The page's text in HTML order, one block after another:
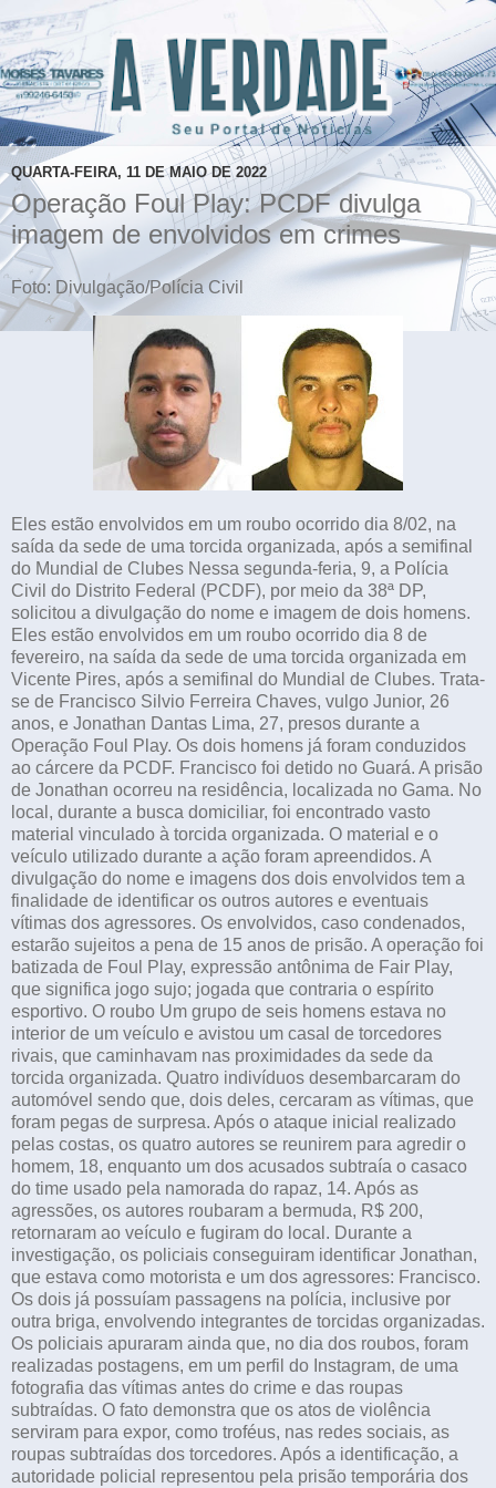
QUARTA-FEIRA, 11 DE MAIO DE 2022
Operação Foul Play: PCDF divulga
imagem de envolvidos em crimes
Foto: Divulgação/Polícia Civil
Eles estão envolvidos em um roubo ocorrido dia 8/02, na
saída da sede de uma torcida organizada, após a semifinal
do Mundial de Clubes Nessa segunda-feria, 9, a Polícia
Civil do Distrito Federal (PCDF), por meio da 38ª DP,
solicitou a divulgação do nome e imagem de dois homens.
Eles estão envolvidos em um roubo ocorrido dia 8 de
fevereiro, na saída da sede de uma torcida organizada em
Vicente Pires, após a semifinal do Mundial de Clubes. Trata-
se de Francisco Silvio Ferreira Chaves, vulgo Junior, 26
anos, e Jonathan Dantas Lima, 27, presos durante a
Operação Foul Play. Os dois homens já foram conduzidos
ao cárcere da PCDF. Francisco foi detido no Guará. A prisão
de Jonathan ocorreu na residência, localizada no Gama. No
local, durante a busca domiciliar, foi encontrado vasto
material vinculado à torcida organizada. O material e o
veículo utilizado durante a ação foram apreendidos. A
divulgação do nome e imagens dos dois envolvidos tem a
finalidade de identificar os outros autores e eventuais
vítimas dos agressores. Os envolvidos, caso condenados,
estarão sujeitos a pena de 15 anos de prisão. A operação foi
batizada de Foul Play, expressão antônima de Fair Play,
que significa jogo sujo; jogada que contraria o espírito
esportivo. O roubo Um grupo de seis homens estava no
interior de um veículo e avistou um casal de torcedores
rivais, que caminhavam nas proximidades da sede da
torcida organizada. Quatro indivíduos desembarcaram do
automóvel sendo que, dois deles, cercaram as vítimas, que
foram pegas de surpresa. Após o ataque inicial realizado
pelas costas, os quatro autores se reunirem para agredir o
homem, 18, enquanto um dos acusados subtraía o casaco
do time usado pela namorada do rapaz, 14. Após as
agressões, os autores roubaram a bermuda, R$ 200,
retornaram ao veículo e fugiram do local. Durante a
investigação, os policiais conseguiram identificar Jonathan,
que estava como motorista e um dos agressores: Francisco.
Os dois já possuíam passagens na polícia, inclusive por
outra briga, envolvendo integrantes de torcidas organizadas.
Os policiais apuraram ainda que, no dia dos roubos, foram
realizadas postagens, em um perfil do Instagram, de uma
fotografia das vítimas antes do crime e das roupas
subtraídas. O fato demonstra que os atos de violência
serviram para expor, como troféus, nas redes sociais, as
roupas subtraídas dos torcedores. Após a identificação, a
autoridade policial representou pela prisão temporária dos